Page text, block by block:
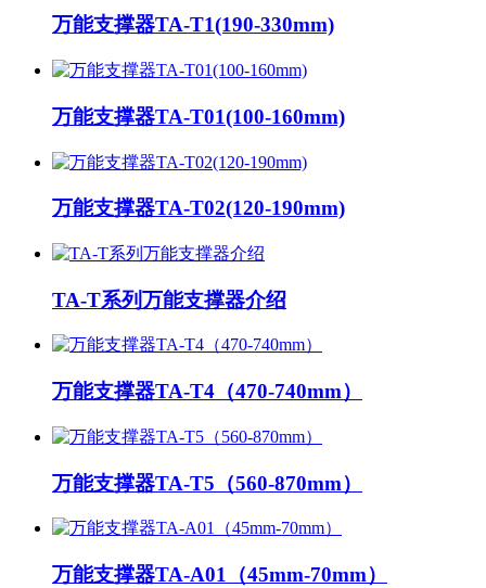
万能支撑器TA-T1(190-330mm)
万能支撑器TA-T01(100-160mm)
万能支撑器TA-T02(120-190mm)
TA-T系列万能支撑器介绍
万能支撑器TA-T4（470-740mm）
万能支撑器TA-T5（560-870mm）
万能支撑器TA-A01（45mm-70mm）